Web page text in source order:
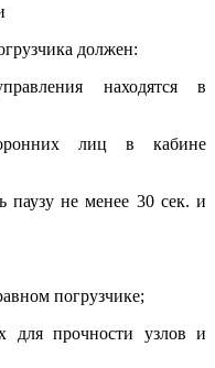
должен:
находятся в
лиц в кабине
паузу не менее 30 сек. и
погрузчике;
для прочности узлов и